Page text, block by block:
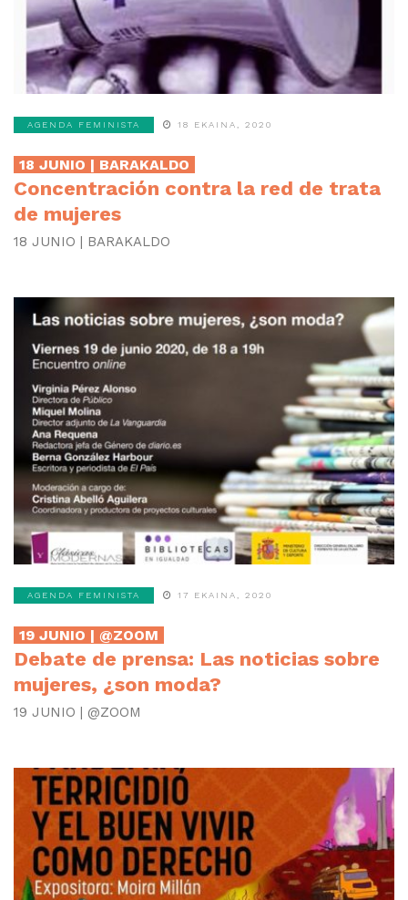
AGENDA FEMINISTA 18 EKAINA, 2020
18 JUNIO | BARAKALDO
Concentración contra la red de trata
de mujeres
18 JUNIO | BARAKALDO
AGENDA FEMINISTA 17 EKAINA, 2020
19 JUNIO | @ZOOM
Debate de prensa: Las noticias sobre
mujeres, ¿son moda?
19 JUNIO | @ZOOM